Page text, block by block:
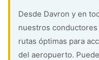
Desde Davron y en
nuestros
rutas óptimas para
del aeropuerto.